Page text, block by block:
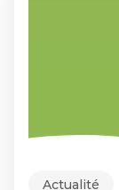
Actualité